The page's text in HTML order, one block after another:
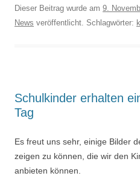
Dieser Beitrag wurde am 9.
News veröffentlicht. Schlagwörter:
Schulkinder erhalten
Tag
Es freut uns sehr, einige Bilder
zeigen zu können, die wir den
anbieten können.